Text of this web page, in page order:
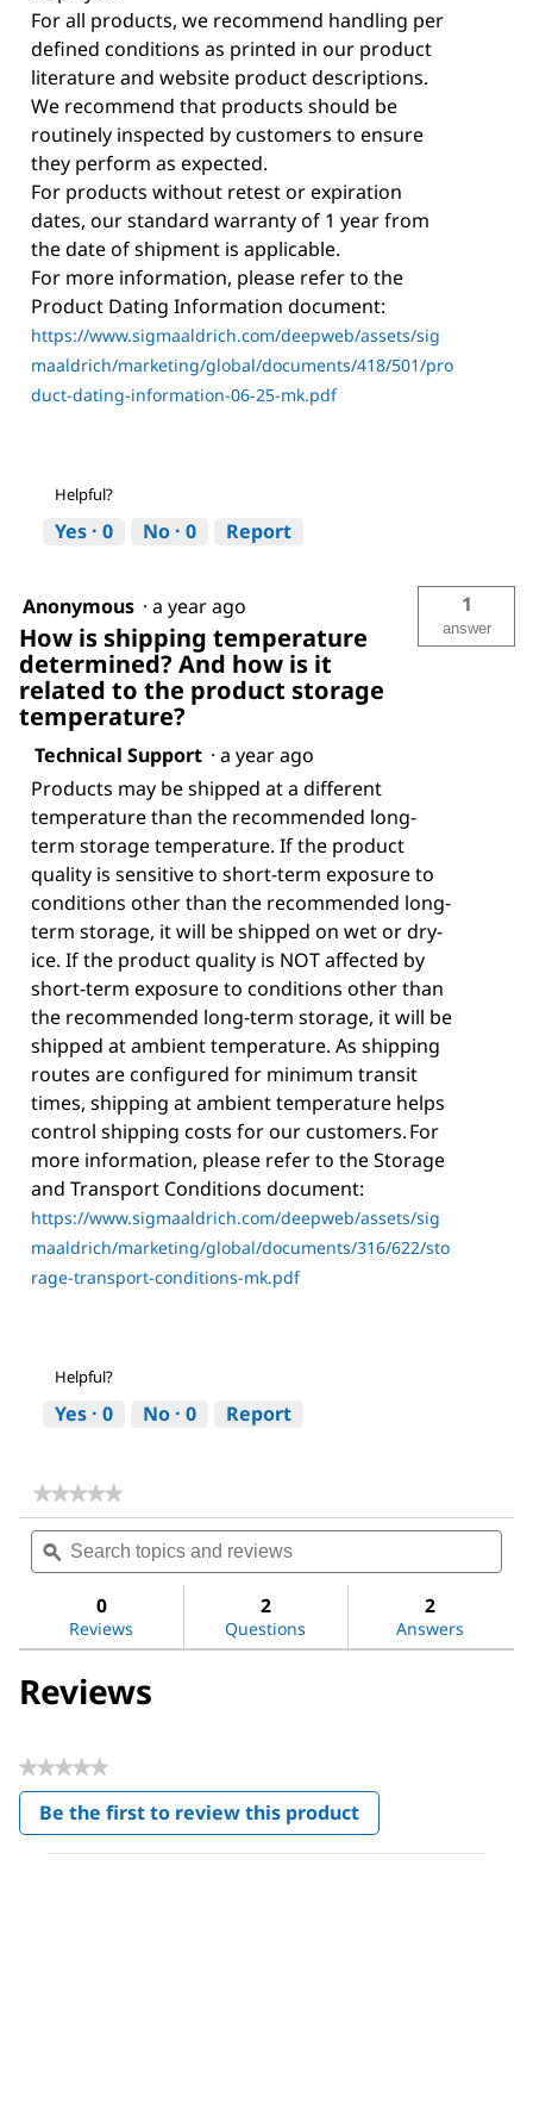
For all products, we recommend handling per
defined conditions as printed in our product
literature and website product descriptions.
We recommend that products should be
routinely inspected by customers to ensure
they perform as expected.
For products without retest or expiration
dates, our standard warranty of 1 year from
the date of shipment is applicable.
For more information, please refer to the
Product Dating Information document:
https://www.sigmaaldrich.com/deepweb/assets/sig
maaldrich/marketing/global/documents/418/501/pro
duct-dating-information-06-25-mk.pdf
Helpful?
Yes · 0 No · 0 Report
Anonymous · a year ago
How is shipping temperature
determined? And how is it
related to the product storage
temperature?
1
answer
Technical Support · a year ago
Products may be shipped at a different
temperature than the recommended long-
term storage temperature. If the product
quality is sensitive to short-term exposure to
conditions other than the recommended long-
term storage, it will be shipped on wet or dry-
ice. If the product quality is NOT affected by
short-term exposure to conditions other than
the recommended long-term storage, it will be
shipped at ambient temperature. As shipping
routes are configured for minimum transit
times, shipping at ambient temperature helps
control shipping costs for our customers. For
more information, please refer to the Storage
and Transport Conditions document:
https://www.sigmaaldrich.com/deepweb/assets/sig
maaldrich/marketing/global/documents/316/622/sto
rage-transport-conditions-mk.pdf
Helpful?
Yes · 0 No · 0 Report
★★★★★
★★★★★
rating
value
for
sulfate
Search
topics
and
ϙ
0
Reviews
2
Questions
2
Answers
Reviews
★★★★★
No
rating
value
Be the first to review this product
.
This